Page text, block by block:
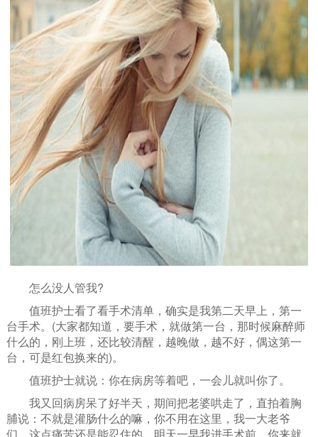
怎么没人管我?
值班护士看了看手术清单，确实是我第二天早上，第一
台手术。(大家都知道，要手术，就做第一台，那时候麻醉师
什么的，刚上班，还比较清醒，越晚做，越不好，偶这第一
台，可是红包换来的)。
值班护士就说：你在病房等着吧，一会儿就叫你了。
我又回病房呆了好半天，期间把老婆哄走了，直拍着胸
脯说：不就是灌肠什么的嘛，你不用在这里，我一大老爷